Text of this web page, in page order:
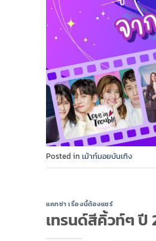
Posted in เม้าท์มอยบันเทิง
แคทช่า เรื่องนี้ต้องแชร์
เทรนด์สีคิ้วท์ๆ ปี